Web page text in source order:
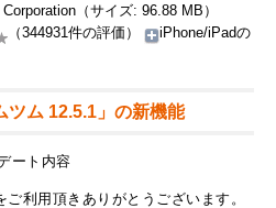
（サイズ: 96.88 MB）
（344931件の評価）
iPhone/iPadの
ツム 12.5.1」の新機能
ート内容
利用頂きありがとうございます。